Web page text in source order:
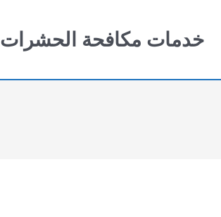
خدمات مكافحة الحشرات